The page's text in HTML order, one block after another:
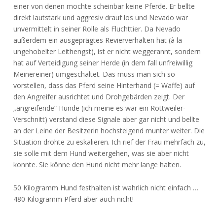
einer von denen mochte scheinbar keine Pferde. Er bellte
direkt lautstark und aggresiv drauf los und Nevado war
unvermittelt in seiner Rolle als Fluchttier. Da Nevado
außerdem ein ausgeprägtes Revierverhalten hat (à la
ungehobelter Leithengst), ist er nicht weggerannt, sondern
hat auf Verteidigung seiner Herde (in dem fall unfreiwillig
Meinereiner) umgeschaltet. Das muss man sich so
vorstellen, dass das Pferd seine Hinterhand (= Waffe) auf
den Angreifer ausrichtet und Drohgebärden zeigt. Der
„angreifende“ Hunde (ich meine es war ein Rottweiler-
Verschnitt) verstand diese Signale aber gar nicht und bellte
an der Leine der Besitzerin hochsteigend munter weiter. Die
Situation drohte zu eskalieren. Ich rief der Frau mehrfach zu,
sie solle mit dem Hund weitergehen, was sie aber nicht
konnte. Sie könne den Hund nicht mehr lange halten.
50 Kilogramm Hund festhalten ist wahrlich nicht einfach …
480 Kilogramm Pferd aber auch nicht!